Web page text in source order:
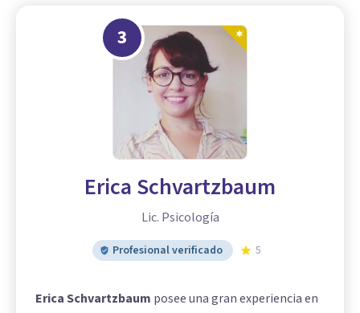
3
Erica Schvartzbaum
Lic. Psicología
Profesional verificado 5
Erica Schvartzbaum posee una gran experiencia en